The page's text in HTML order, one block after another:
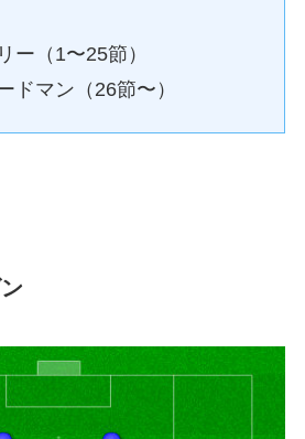
ー（1〜25節）
ドマン（26節〜）